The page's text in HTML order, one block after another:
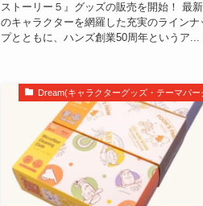
ストーリー５』グッズの販売を開始！ 最
のキャラクターを網羅した充実のラインナ
プとともに、ハンズ創業50周年というア...
Dream(キャラクターグッズ・テーマパー